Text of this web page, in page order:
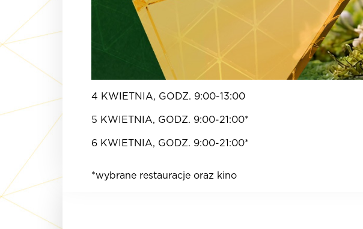
4 KWIETNIA, GODZ. 9:00-13:00
5 KWIETNIA, GODZ. 9:00-21:00*
6 KWIETNIA, GODZ. 9:00-21:00*
*wybrane restauracje oraz kino